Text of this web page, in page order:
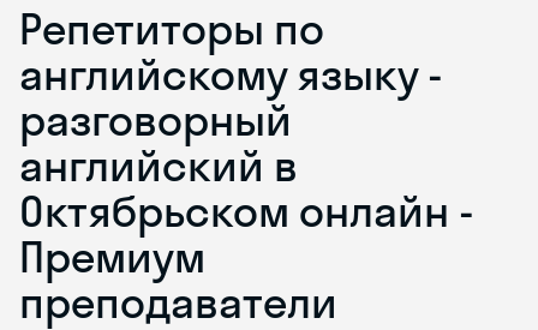
Репетиторы по
английскому языку -
разговорный
английский в
Октябрьском онлайн -
Премиум
преподаватели
Skyeng Chat